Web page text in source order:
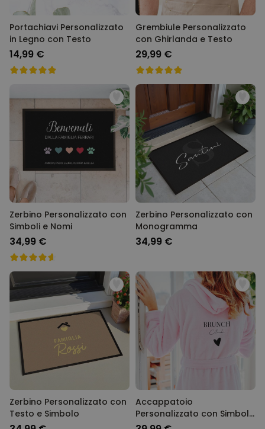
Portachiavi Personalizzato
in Legno con Testo
14,99 €
Grembiule Personalizzato
con Ghirlanda e Testo
29,99 €
Zerbino Personalizzato con
Simboli e Nomi
34,99 €
Zerbino Personalizzato con
Monogramma
34,99 €
Zerbino Personalizzato con
Testo e Simbolo
Accappatoio
Personalizzato con Simbolo
e Testo